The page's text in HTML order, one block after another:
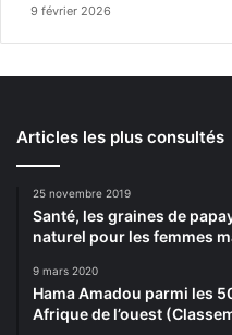
9 février 2026
Articles les plus consultés
25 novembre 2019
Santé, les graines de
naturel pour les femmes
9 mars 2020
Hama Amadou parmi les
Afrique de l’ouest